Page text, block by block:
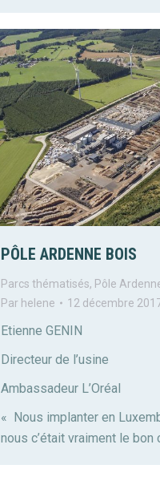
PÔLE ARDENNE BOIS
Parcs thématisés, Pôle
Par helene 12 décembre
Etienne GENIN
Directeur de l’usine
Ambassadeur L’Oréal
« Nous implanter en
nous c’était vraiment le bon